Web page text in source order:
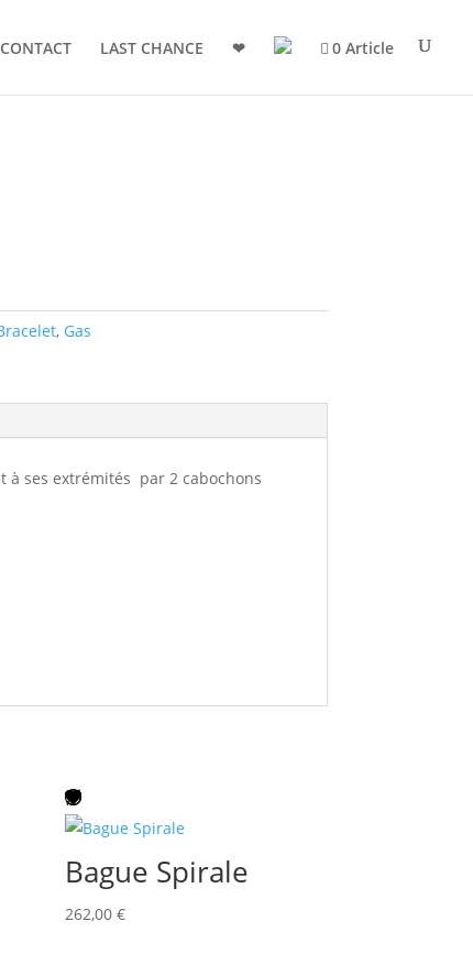
CONTACT LAST CHANCE ❤ 0 Article
, Gas
à ses extrémités par 2 cabochons
Bague Spirale
262,00 €